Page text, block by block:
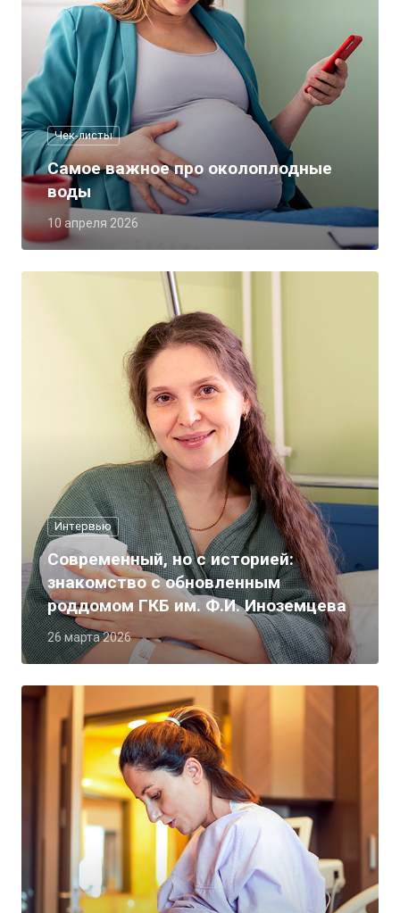
Чек-листы
10 апреля 2026
Самое важное про околоплодные
воды
Интервью
26 марта 2026
Современный, но с историей:
знакомство с обновленным
роддомом ГКБ им. Ф.И. Иноземцева